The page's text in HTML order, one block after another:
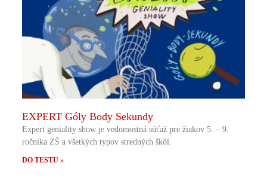
EXPERT Góly Body Sekundy
Expert geniality show je vedomostná súťaž pre žiakov 5. – 9.
ročníka ZŠ a všetkých typov stredných škôl.
DO TESTU »